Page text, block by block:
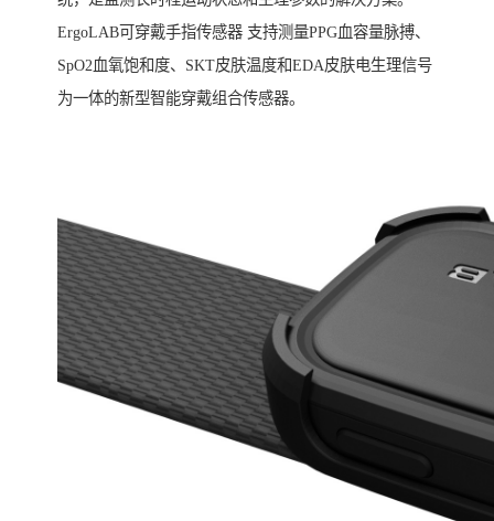
ErgoLAB可穿戴手指传感器 支持测量PPG血容量脉搏、
SpO2血氧饱和度、SKT皮肤温度和EDA皮肤电生理信号
为一体的新型智能穿戴组合传感器。